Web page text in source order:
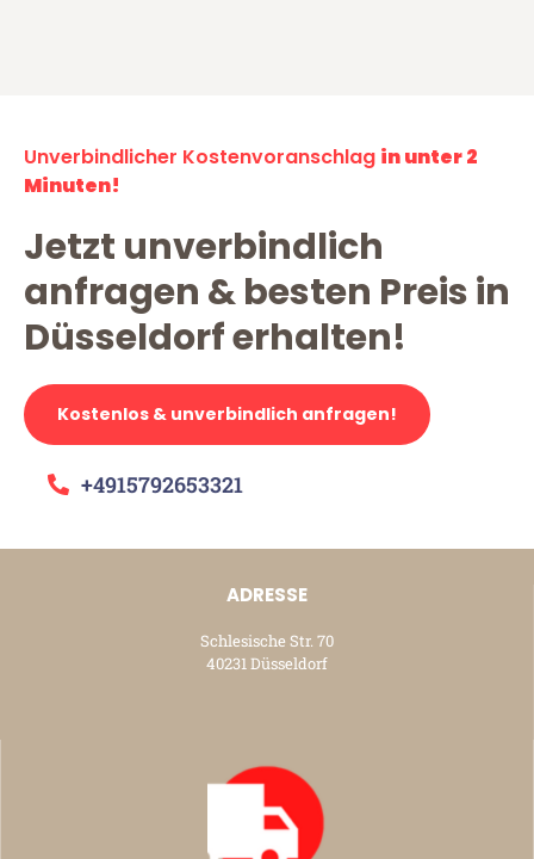
Unverbindlicher Kostenvoranschlag in unter 2
Minuten!
Jetzt unverbindlich
anfragen & besten Preis in
Düsseldorf erhalten!
Kostenlos & unverbindlich anfragen!
+4915792653321
ADRESSE
Schlesische Str. 70
40231 Düsseldorf